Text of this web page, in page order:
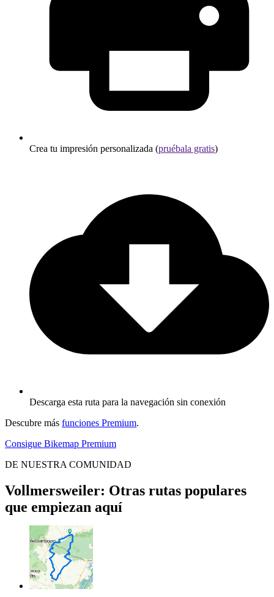
Crea tu impresión personalizada (pruébala gratis)
Descarga esta ruta para la navegación sin conexión
Descubre más funciones Premium.
Consigue Bikemap Premium
DE NUESTRA COMUNIDAD
Vollmersweiler: Otras rutas populares
que empiezan aquí